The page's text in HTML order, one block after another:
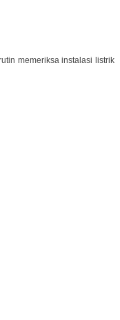
memeriksa instalasi listrik